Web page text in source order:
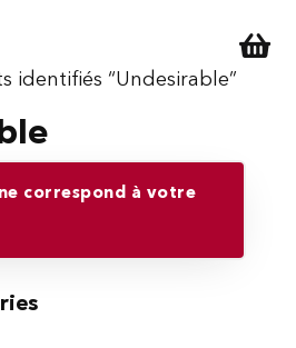

identifiés “Undesirable”
correspond à votre